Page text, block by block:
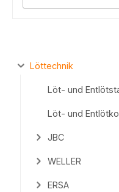
Löttechnik
Löt- und
Löt- und
JBC
WELLER
ERSA